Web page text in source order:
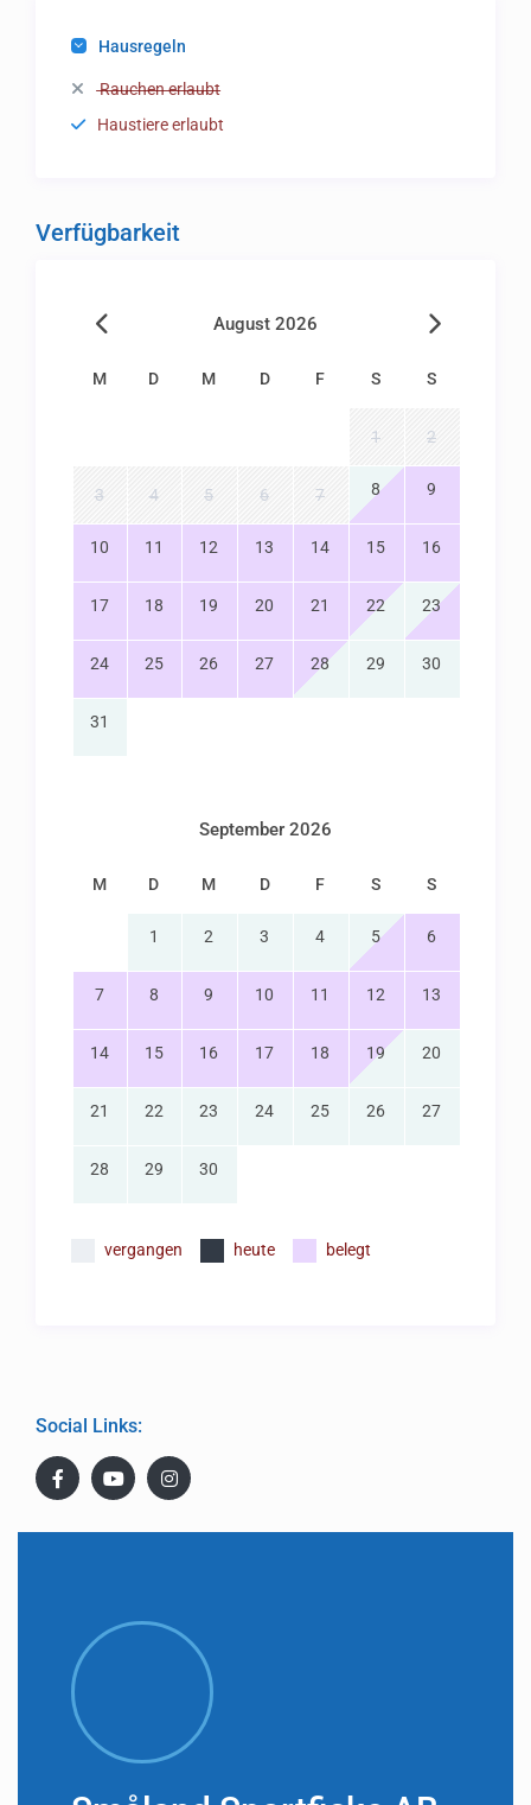
Hausregeln
Rauchen erlaubt
Haustiere erlaubt
Verfügbarkeit
August 2026
M D M D F S S
1 2
3 4 5 6 7 8 9
10 11 12 13 14 15 16
17 18 19 20 21 22 23
24 25 26 27 28 29 30
31
September 2026
M D M D F S S
1 2 3 4 5 6
7 8 9 10 11 12 13
14 15 16 17 18 19 20
21 22 23 24 25 26 27
28 29 30
vergangen heute belegt
Social Links: